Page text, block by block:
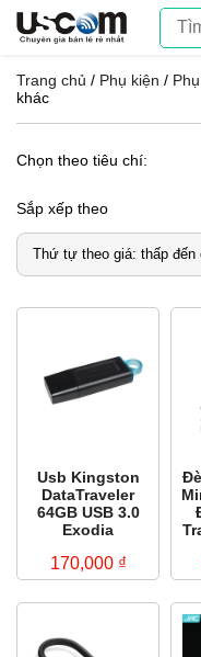
Trang chủ / Phụ kiện /
khác
Chọn theo tiêu chí:
Sắp xếp theo
Usb Kingston
DataTraveler
64GB USB 3.0
Exodia
170,000 ₫